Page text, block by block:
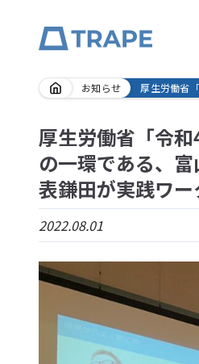
content
お知らせ 厚生労働省
厚生労働省「令
の一環である、
表鎌田が実践ワー
2022.08.01